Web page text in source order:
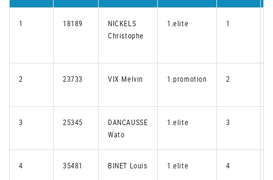
1 18189
NICKELS
Christophe
1.elite 1
2 23733 VIX Melvin 1.promotion 2
3 25345
DANCAUSSE
Wato
1.elite 3
4 35481 BINET Louis 1.elite 4